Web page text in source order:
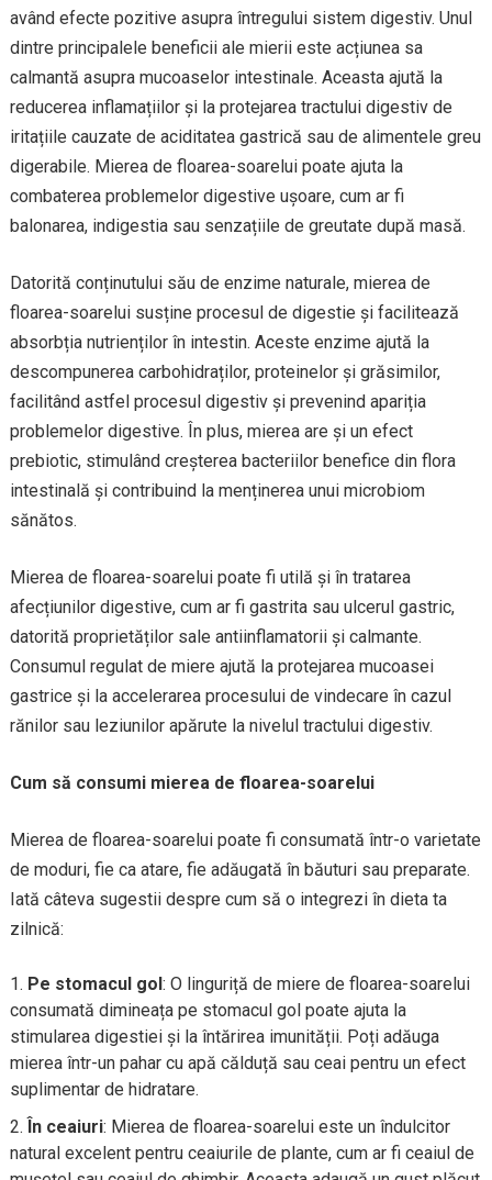
având efecte pozitive asupra întregului sistem digestiv. Unul
dintre principalele beneficii ale mierii este acțiunea sa
calmantă asupra mucoaselor intestinale. Aceasta ajută la
reducerea inflamațiilor și la protejarea tractului digestiv de
iritațiile cauzate de aciditatea gastrică sau de alimentele greu
digerabile. Mierea de floarea-soarelui poate ajuta la
combaterea problemelor digestive ușoare, cum ar fi
balonarea, indigestia sau senzațiile de greutate după masă.
Datorită conținutului său de enzime naturale, mierea de
floarea-soarelui susține procesul de digestie și facilitează
absorbția nutrienților în intestin. Aceste enzime ajută la
descompunerea carbohidraților, proteinelor și grăsimilor,
facilitând astfel procesul digestiv și prevenind apariția
problemelor digestive. În plus, mierea are și un efect
prebiotic, stimulând creșterea bacteriilor benefice din flora
intestinală și contribuind la menținerea unui microbiom
sănătos.
Mierea de floarea-soarelui poate fi utilă și în tratarea
afecțiunilor digestive, cum ar fi gastrita sau ulcerul gastric,
datorită proprietăților sale antiinflamatorii și calmante.
Consumul regulat de miere ajută la protejarea mucoasei
gastrice și la accelerarea procesului de vindecare în cazul
rănilor sau leziunilor apărute la nivelul tractului digestiv.
Cum să consumi mierea de floarea-soarelui
Mierea de floarea-soarelui poate fi consumată într-o varietate
de moduri, fie ca atare, fie adăugată în băuturi sau preparate.
Iată câteva sugestii despre cum să o integrezi în dieta ta
zilnică:
Pe stomacul gol: O linguriță de miere de floarea-soarelui
consumată dimineața pe stomacul gol poate ajuta la
stimularea digestiei și la întărirea imunității. Poți adăuga
mierea într-un pahar cu apă călduță sau ceai pentru un efect
suplimentar de hidratare.
În ceaiuri: Mierea de floarea-soarelui este un îndulcitor
natural excelent pentru ceaiurile de plante, cum ar fi ceaiul de